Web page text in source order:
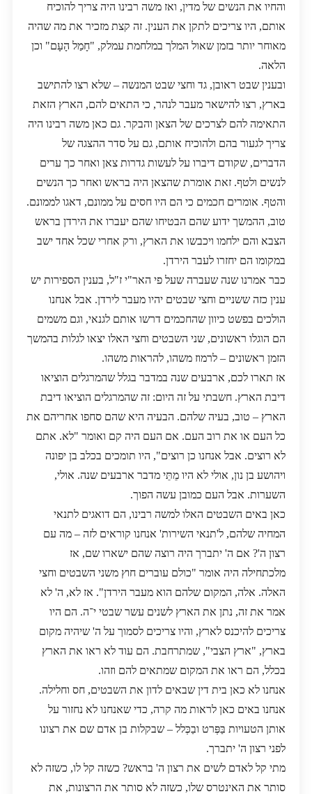
והחיו את הנשים של מדין, ואז משה רבינו היה צריך להוכיח
אותם, היו צריכים לתקן את הענין. זה קצת מזכיר את מה שהיה
מאוחר יותר בזמן שאול המלך במלחמת עמלק, "חָמַל הָעָם" וכן
הלאה.
ובענין שבט ראובן, גד וחצי שבט המנשה – שלא רצו להתישב
בארץ, רצו להישאר מעבר לנהר, כי התאים להם, הארץ הזאת
התאימה להם לצרכים של הצאן והבקר. גם כאן משה רבינו היה
צריך לגעור בהם ולהוכיח אותם, גם על סדר ההצגה של
הדברים, שקודם דיברו על לעשות גדרות צאן ואחר כך ערים
לנשים ולטף. זאת אומרת שהצאן היה בראש ואחר כך הנשים
והטף. אומרים חכמים כי הם היו חסים על ממונם, דאגו לממונם.
טוב, ההמשך ידוע שהם הבטיחו שהם יעברו את הירדן בראש
הצבא והם ילחמו ויכבשו את הארץ, ורק אחרי שכל אחד ישב
במקומו הם יחזרו לעבר הירדן.
כבר אמרנו שנה שעברה שעל פי האר"י ז"ל, בענין הספירות יש
ענין כזה ששניים וחצי שבטים יהיו מעבר לירדן. אבל אנחנו
הולכים בפשט כיוון שהחכמים דרשו אותם לגנאי, וגם משמים
הם הוגלו ראשונים, שני השבטים וחצי האלו יצאו לגלות בהמשך
הזמן ראשונים – לרמוז משהו, להראות משהו.
אז תארו לכם, ארבעים שנה במדבר בגלל שהמרגלים הוציאו
דיבת הארץ. חשבתי על זה היום: זה שהמרגלים הוציאו דיבת
הארץ – טוב, בעיה שלהם. הבעיה היא שהם סחפו אחריהם את
כל העם או את רוב העם. אם העם היה קם ואומר "לא. אתם
לא רוצים. אבל אנחנו כן רוצים", היו תומכים בכלב בן יפונה
ויהושע בן נון, אולי לא היו מֵתֵּי מדבר ארבעים שנה. אולי,
השערות. אבל העם כמובן עשה הפוך.
כאן באים השבטים האלו למשה רבינו, הם דואגים לתנאי
המחיה שלהם, ל'תנאי השירות' אנחנו קוראים לזה – מה עם
רצון ה'? אם ה' יתברך היה רוצה שהם ישארו שם, אז
מלכתחילה היה אומר "כולם עוברים חוץ משני השבטים וחצי
האלה. אלה, המקום שלהם הוא מעבר הירדן". אז לא, ה' לא
אמר את זה, נתן את הארץ לשנים עשר שבטי י־ה. הם היו
צריכים להיכנס לארץ, והיו צריכים לסמוך על ה' שיהיה מקום
בארץ, "ארץ הצבי", שמתרחבת. הם עוד לא ראו את הארץ
בכלל, הם ראו את המקום שמתאים להם וזהו.
אנחנו לא כאן בית דין שבאים לדון את השבטים, חס וחלילה.
אנחנו באים כאן לראות מה קרה, כדי שאנחנו לא נחזור על
אותן הטעויות בַּפְּרט ובַכְּלל – שבקלות בן אדם שם את רצונו
לפני רצון ה' יתברך.
מתי קל לאדם לשים את רצון ה' בראש? כשזה קל לו, כשזה לא
סותר את האינטרס שלו, כשזה לא סותר את הרצונות, את